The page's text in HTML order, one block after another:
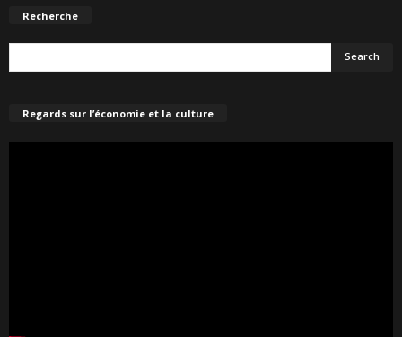
Recherche
Regards sur l’économie et la culture